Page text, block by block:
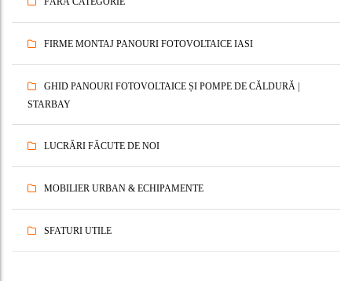
FIRME MONTAJ PANOURI FOTOVOLTAICE IASI
GHID PANOURI FOTOVOLTAICE ȘI POMPE DE CĂLDURĂ |
STARBAY
LUCRĂRI FĂCUTE DE NOI
MOBILIER URBAN & ECHIPAMENTE
SFATURI UTILE